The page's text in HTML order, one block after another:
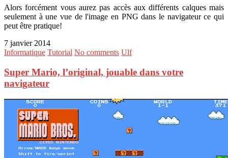
Alors forcément vous aurez pas accès aux différents calques mais
seulement à une vue de l'image en PNG dans le navigateur ce qui
peut être pratique!
7 janvier 2014
Informatique Tutorial No comments Ulf
Super Mario, l’original, jouable dans votre
navigateur